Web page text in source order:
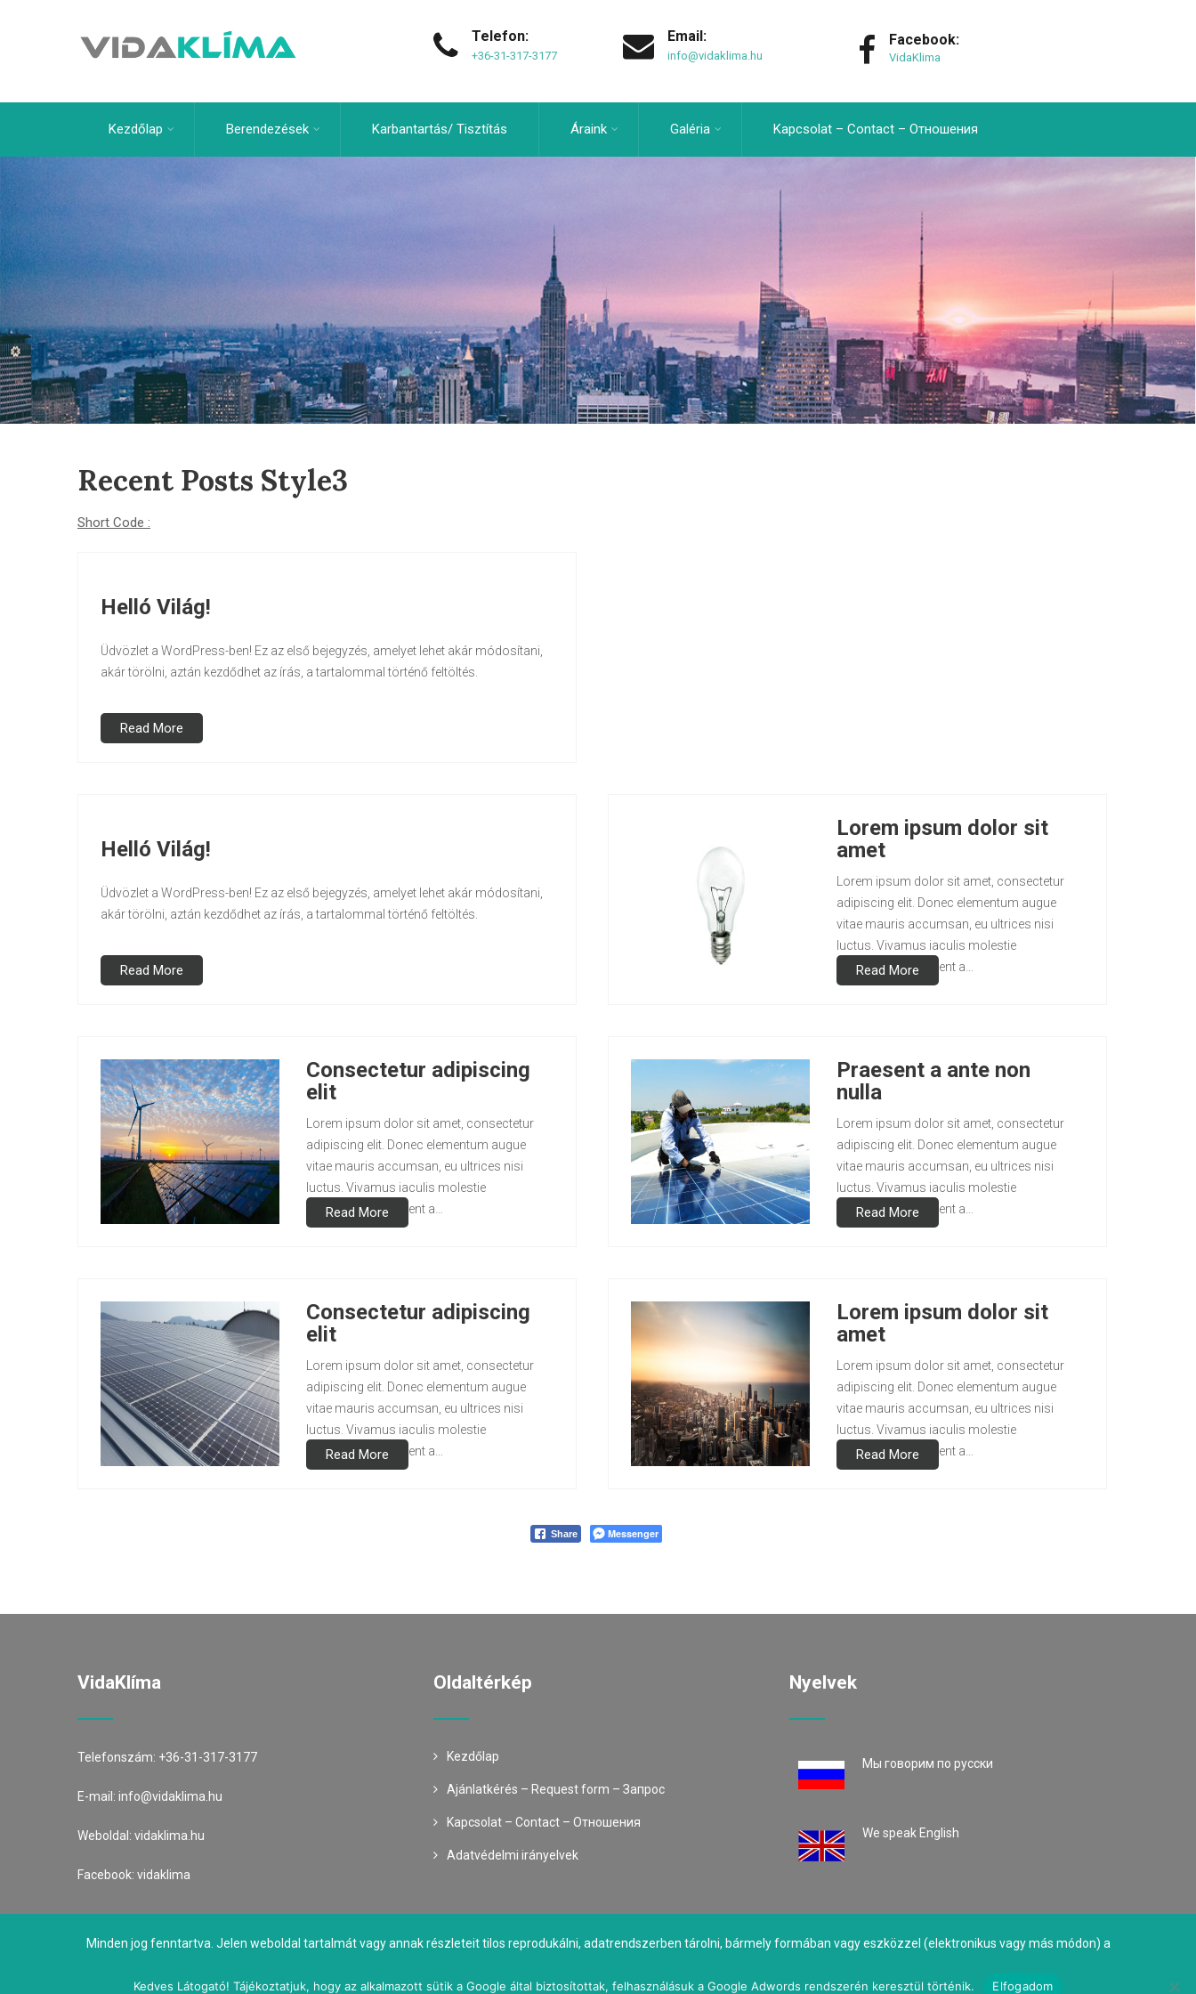
Telefon:
+36-31-317-3177
Email:
info@vidaklima.hu
Facebook:
VidaKlima
Kezdőlap Berendezések Karbantartás/ Tisztítás Áraink Galéria Kapcsolat – Contact – Oтношения
Recent Posts Style3
Short Code :
Helló Világ!
Üdvözlet a WordPress-ben! Ez az első bejegyzés, amelyet lehet akár módosítani,
akár törölni, aztán kezdődhet az írás, a tartalommal történő feltöltés.
Read More
Helló Világ!
Üdvözlet a WordPress-ben! Ez az első bejegyzés, amelyet lehet akár módosítani,
akár törölni, aztán kezdődhet az írás, a tartalommal történő feltöltés.
Read More
Lorem ipsum dolor sit
amet
Lorem ipsum dolor sit amet, consectetur
adipiscing elit. Donec elementum augue
vitae mauris accumsan, eu ultrices nisi
luctus. Vivamus iaculis molestie
scelerisque. Praesent a…
Read More
Consectetur adipiscing
elit
Lorem ipsum dolor sit amet, consectetur
adipiscing elit. Donec elementum augue
vitae mauris accumsan, eu ultrices nisi
luctus. Vivamus iaculis molestie
scelerisque. Praesent a…
Read More
Praesent a ante non
nulla
Lorem ipsum dolor sit amet, consectetur
adipiscing elit. Donec elementum augue
vitae mauris accumsan, eu ultrices nisi
luctus. Vivamus iaculis molestie
scelerisque. Praesent a…
Read More
Consectetur adipiscing
elit
Lorem ipsum dolor sit amet, consectetur
adipiscing elit. Donec elementum augue
vitae mauris accumsan, eu ultrices nisi
luctus. Vivamus iaculis molestie
scelerisque. Praesent a…
Read More
Lorem ipsum dolor sit
amet
Lorem ipsum dolor sit amet, consectetur
adipiscing elit. Donec elementum augue
vitae mauris accumsan, eu ultrices nisi
luctus. Vivamus iaculis molestie
scelerisque. Praesent a…
Read More
Share Messenger
VidaKlíma
Telefonszám: +36-31-317-3177
E-mail: info@vidaklima.hu
Weboldal: vidaklima.hu
Facebook: vidaklima
Oldaltérkép
Kezdőlap
Ajánlatkérés – Request form – Запрос
Kapcsolat – Contact – Oтношения
Adatvédelmi irányelvek
Nyelvek
Mы говорим по русски
We speak English
Minden jog fenntartva. Jelen weboldal tartalmát vagy annak részleteit tilos reprodukálni, adatrendszerben tárolni, bármely formában vagy eszközzel (elektronikus vagy más módon) a
Kedves Látogató! Tájékoztatjuk, hogy az alkalmazott sütik a Google által biztosítottak, felhasználásuk a Google Adwords rendszerén keresztül történik.
Elfogadom